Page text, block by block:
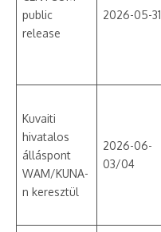
public
release
2026-05-31
Kuvaiti
hivatalos
álláspont
WAM/KUNA-
n keresztül
2026-06-
03/04